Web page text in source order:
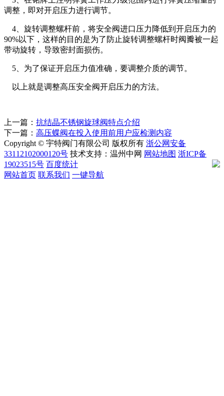
调整，即对开启压力进行调节。
4、旋转调整螺杆前，将安全阀进口压力降低到开启压力的
90%以下，这样的目的是为了防止旋转调整螺杆时阀瓣被一起
带动旋转，导致密封面损伤。
5、为了保证开启压力值准确，要调整介质的调节。
以上就是调整高压安全阀开启压力的方法。
上一篇： 抗结晶不锈钢旋球阀特点介绍
下一篇： 高压蝶阀在投入使用前用户应检测内容
Copyright © 宇特阀门有限公司 版权所有 浙公网安备
33112102000120号 技术支持：温州中网 网站地图 浙ICP备
19023515号 百度统计
网站首页 联系我们 一键导航